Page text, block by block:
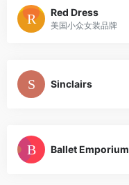
Red Dress
美国小众女装品牌
Sinclairs
Ballet Emporium